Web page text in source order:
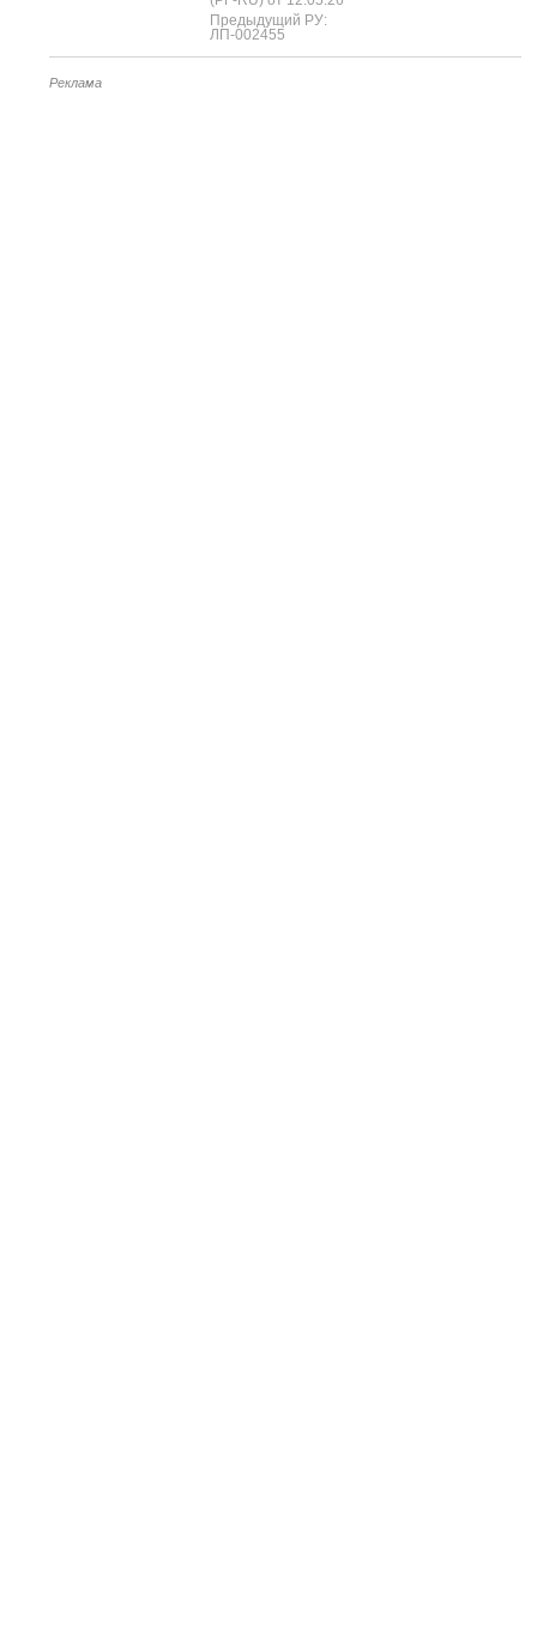
Предыдущий РУ:
ЛП-002455
Реклама